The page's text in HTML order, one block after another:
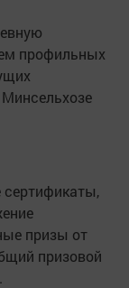
профильных
призы от
призовой
.